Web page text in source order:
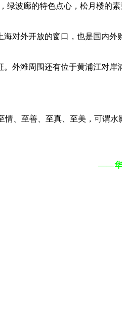
波廊的特色点心，松月楼的
对外开放的窗口，也是国内
外滩周围还有位于黄浦江对
、至善、至真、至美，可
——华